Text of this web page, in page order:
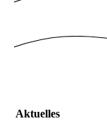
Aktuelles